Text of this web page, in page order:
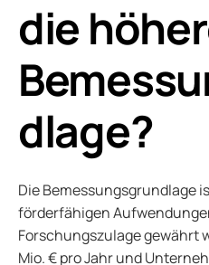
die
dlage?
Die Bemessungsgrundlage
förderfähigen
Forschungszulage gewährt
Mio. € pro Jahr und